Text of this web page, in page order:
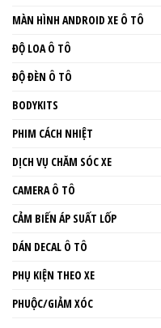
MÀN HÌNH ANDROID XE Ô TÔ
ĐỘ LOA Ô TÔ
ĐỘ ĐÈN Ô TÔ
BODYKITS
PHIM CÁCH NHIỆT
DỊCH VỤ CHĂM SÓC XE
CAMERA Ô TÔ
CẢM BIẾN ÁP SUẤT LỐP
DÁN DECAL Ô TÔ
PHỤ KIỆN THEO XE
PHUỘC/GIẢM XÓC